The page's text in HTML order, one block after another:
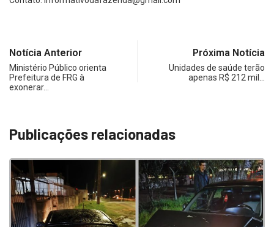
Notícia Anterior
Ministério Público orienta
Prefeitura de FRG à
exonerar…
Próxima Notícia
Unidades de saúde terão
apenas R$ 212 mil…
Publicações relacionadas